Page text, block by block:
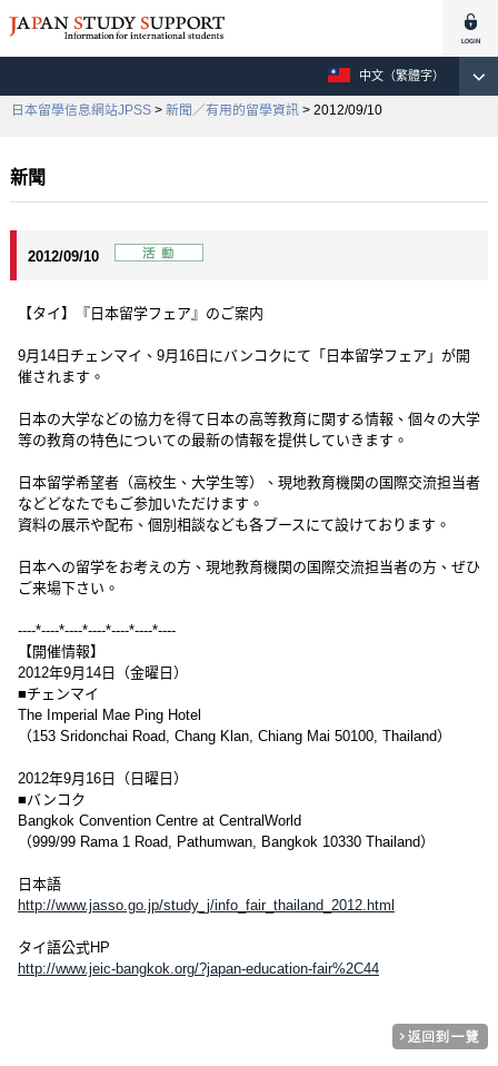
中文（繁體字）
日本留學信息網站JPSS > 新聞／有用的留學資訊 > 2012/09/10
新聞
2012/09/10
【タイ】『日本留学フェア』のご案内
9月14日チェンマイ、9月16日にバンコクにて「日本留学フェア」が開
催されます。
日本の大学などの協力を得て日本の高等教育に関する情報、個々の大学
等の教育の特色についての最新の情報を提供していきます。
日本留学希望者（高校生、大学生等）、現地教育機関の国際交流担当者
などどなたでもご参加いただけます。
資料の展示や配布、個別相談なども各ブースにて設けております。
日本への留学をお考えの方、現地教育機関の国際交流担当者の方、ぜひ
ご来場下さい。
----*----*----*----*----*----*----
【開催情報】
2012年9月14日（金曜日）
■チェンマイ
The Imperial Mae Ping Hotel
（153 Sridonchai Road, Chang Klan, Chiang Mai 50100, Thailand）
2012年9月16日（日曜日）
■バンコク
Bangkok Convention Centre at CentralWorld
（999/99 Rama 1 Road, Pathumwan, Bangkok 10330 Thailand）
日本語
http://www.jasso.go.jp/study_j/info_fair_thailand_2012.html
タイ語公式HP
http://www.jeic-bangkok.org/?japan-education-fair%2C44